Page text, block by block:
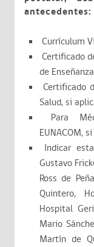
antecedentes:
Currículum
Certificado
de
Certificado
Salud, si
Para
EUNACOM,
Indicar
Gustavo
Ross de
Quintero,
Hospital
Mario
Martín de